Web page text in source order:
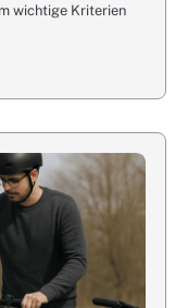
wichtige Kriterien